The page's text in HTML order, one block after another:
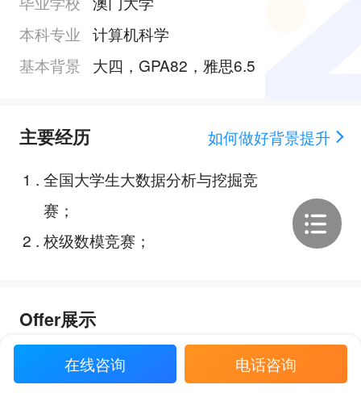
本科专业 计算机科学
基本背景
大四，GPA82，雅思6.5
主要经历
如何做好背景提升
1 . 全国大学生大数据分析与挖掘竞
赛；
2 . 校级数模竞赛；
Offer展示
在线咨询 电话咨询